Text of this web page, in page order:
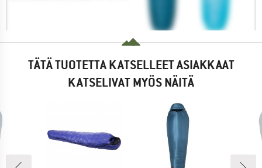
TÄTÄ TUOTETTA KATSELLEET ASIAKKAAT
KATSELIVAT MYÖS NÄITÄ